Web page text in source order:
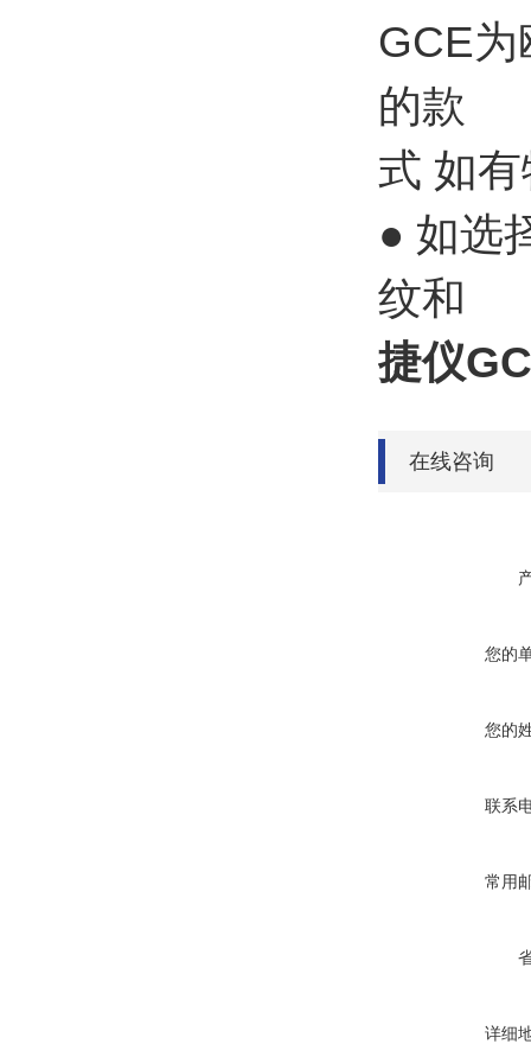
GCE为
的款
式 如
● 如选
纹和
捷仪
在线咨询
您的
您的
联系
常用
详细